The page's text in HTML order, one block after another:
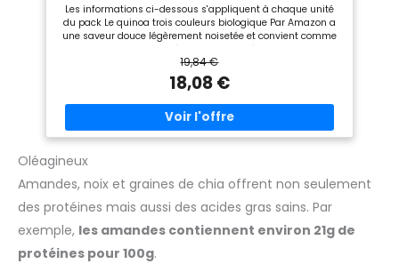
Les informations ci-dessous s'appliquent à chaque unité
du pack Le quinoa trois couleurs biologique Par Amazon a
une saveur douce légèrement noisetée et convient comme
accompagnement de légumes, de poêlées et de salades
Cet emballage contient environ 8 portions Ne convient pas
aux personnes allergiques aux fruits à coque, aux arachides
et au sésame en raison des méthodes de fabrication
Convient aux régimes végétarien et végétalien Conditionné
sous atmosphère protectrice
19,84 €
18,08 €
Oléagineux
Amandes, noix et graines de chia offrent non seulement
des protéines mais aussi des acides gras sains. Par
exemple, les amandes contiennent environ 21g de
protéines pour 100g.